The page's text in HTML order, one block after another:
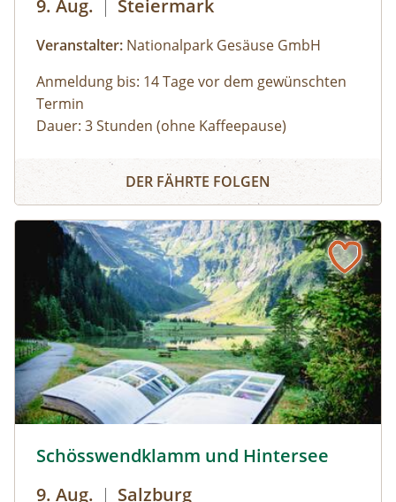
9. Aug. Steiermark
Veranstalter: Nationalpark Gesäuse GmbH
Anmeldung bis: 14 Tage vor dem gewünschten
Termin
Dauer: 3 Stunden (ohne Kaffeepause)
Gesäuse mit Nationalpark Ranger:in – wilde
Natur und besondere Orte.
Bus muss gestellt werden. Auf Wunsch ist eine
Kaffeepause im Nationalpark Pavillon
Gstatterboden möglich (nicht im Preis
inkludiert, muss selbst organisiert
werden).Wetterfeste Bekleidung und festes
Schuhwerk für Zwischenstopps ist
empfehlenswert.
Panoramarundfahrt im Nationalpark Gesäuse
DER FÄHRTE FOLGEN
Schösswendklamm und Hintersee
9. Aug. | Salzburg